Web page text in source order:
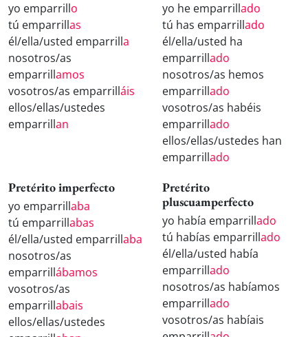
yo emparrillo
tú emparrillas
él/ella/usted emparrilla
nosotros/as
emparrillamos
vosotros/as emparrilláis
ellos/ellas/ustedes
emparrillan
yo he emparrillado
tú has emparrillado
él/ella/usted ha
emparrillado
nosotros/as hemos
emparrillado
vosotros/as habéis
emparrillado
ellos/ellas/ustedes han
emparrillado
Pretérito imperfecto
yo emparrillaba
tú emparrillabas
él/ella/usted emparrillaba
nosotros/as
emparrillábamos
vosotros/as
emparrillabais
ellos/ellas/ustedes
Pretérito
pluscuamperfecto
yo había emparrillado
tú habías emparrillado
él/ella/usted había
emparrillado
nosotros/as habíamos
emparrillado
vosotros/as habíais